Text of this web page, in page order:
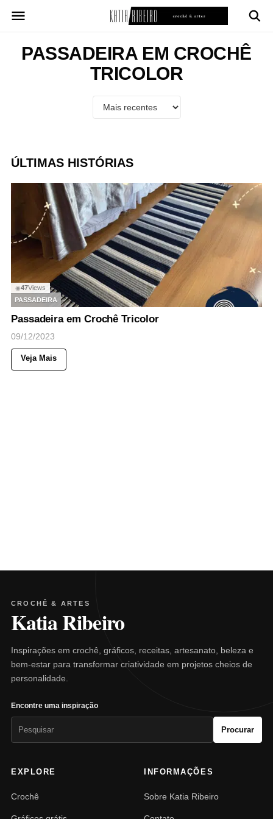
para
conteúdoPASSADEIRA EM CROCHÊ
TRICOLOR
ÚLTIMAS HISTÓRIAS
◉47Views
PASSADEIRA
Passadeira em Crochê Tricolor
09/12/2023
Veja Mais
CROCHÊ & ARTES
Katia Ribeiro
Inspirações em crochê, gráficos, receitas, artesanato, beleza e
bem-estar para transformar criatividade em projetos cheios de
personalidade.
Encontre uma inspiração
Procurar
EXPLORE
Crochê
INFORMAÇÕES
Sobre Katia Ribeiro